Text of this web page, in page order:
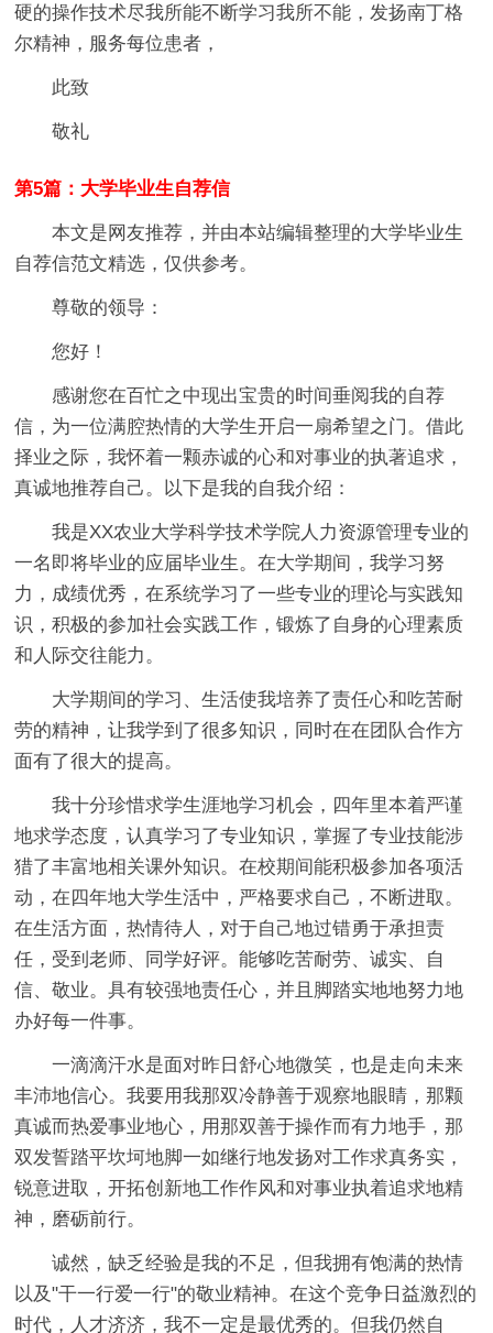
硬的操作技术尽我所能不断学习我所不能，发扬南丁格
尔精神，服务每位患者，
此致
敬礼
第5篇：大学毕业生自荐信
本文是网友推荐，并由本站编辑整理的大学毕业生
自荐信范文精选，仅供参考。
尊敬的领导：
您好！
感谢您在百忙之中现出宝贵的时间垂阅我的自荐
信，为一位满腔热情的大学生开启一扇希望之门。借此
择业之际，我怀着一颗赤诚的心和对事业的执著追求，
真诚地推荐自己。以下是我的自我介绍：
我是XX农业大学科学技术学院人力资源管理专业的
一名即将毕业的应届毕业生。在大学期间，我学习努
力，成绩优秀，在系统学习了一些专业的理论与实践知
识，积极的参加社会实践工作，锻炼了自身的心理素质
和人际交往能力。
大学期间的学习、生活使我培养了责任心和吃苦耐
劳的精神，让我学到了很多知识，同时在在团队合作方
面有了很大的提高。
我十分珍惜求学生涯地学习机会，四年里本着严谨
地求学态度，认真学习了专业知识，掌握了专业技能涉
猎了丰富地相关课外知识。在校期间能积极参加各项活
动，在四年地大学生活中，严格要求自己，不断进取。
在生活方面，热情待人，对于自己地过错勇于承担责
任，受到老师、同学好评。能够吃苦耐劳、诚实、自
信、敬业。具有较强地责任心，并且脚踏实地地努力地
办好每一件事。
一滴滴汗水是面对昨日舒心地微笑，也是走向未来
丰沛地信心。我要用我那双冷静善于观察地眼睛，那颗
真诚而热爱事业地心，用那双善于操作而有力地手，那
双发誓踏平坎坷地脚一如继行地发扬对工作求真务实，
锐意进取，开拓创新地工作作风和对事业执着追求地精
神，磨砺前行。
诚然，缺乏经验是我的不足，但我拥有饱满的热情
以及"干一行爱一行"的敬业精神。在这个竞争日益激烈的
时代，人才济济，我不一定是最优秀的。但我仍然自